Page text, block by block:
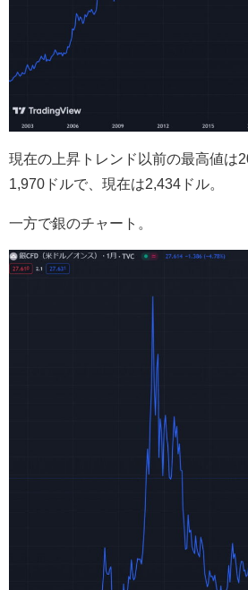
現在の上昇トレンド以前の最高値は
1,970ドルで、現在は2,434ドル。
一方で銀のチャート。